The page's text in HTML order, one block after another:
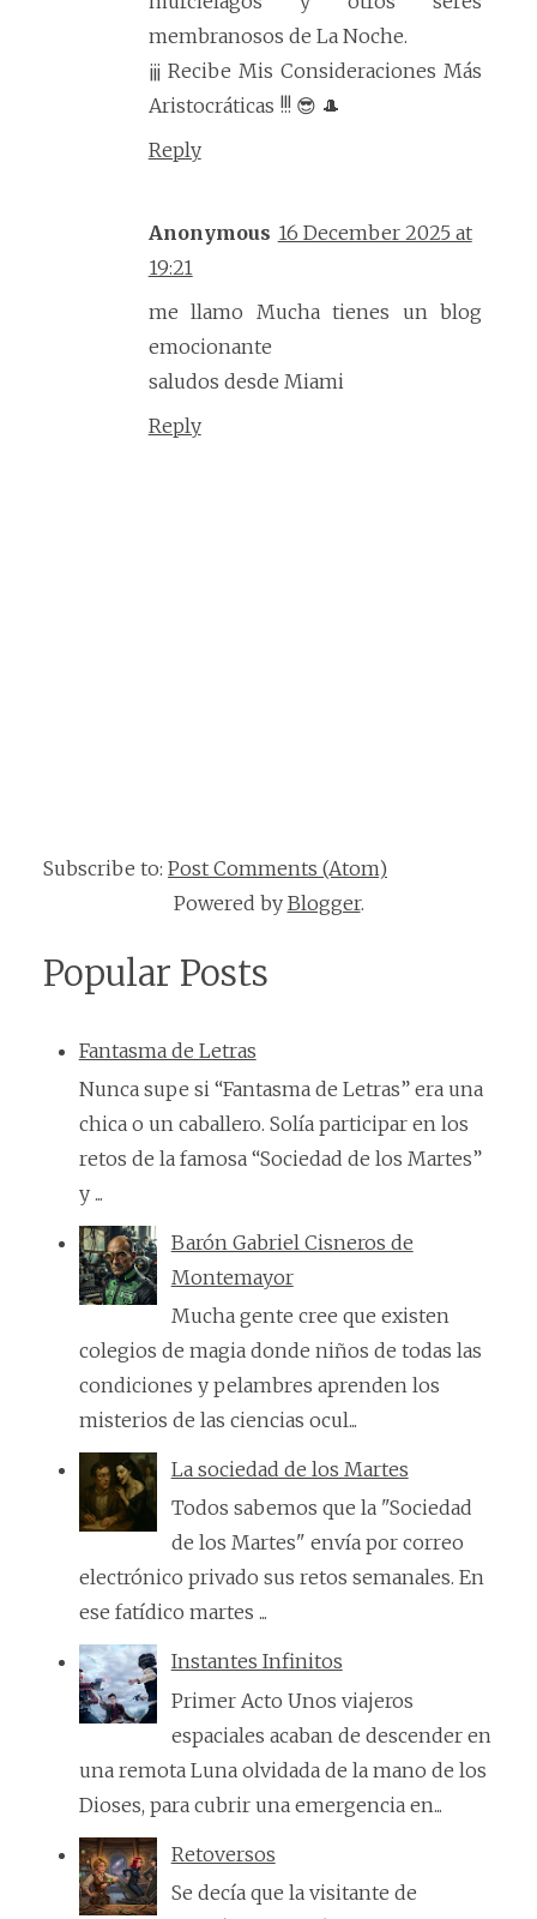
membranosos de La Noche.
¡¡¡ Recibe Mis Consideraciones Más
Aristocráticas !!! 😎 🎩
Reply
Anonymous 16 December 2025 at
19:21
me llamo Mucha tienes un blog
emocionante
saludos desde Miami
Reply
Subscribe to: Post Comments (Atom)
Powered by Blogger.
Popular Posts
Fantasma de Letras
Nunca supe si “Fantasma de Letras” era una
chica o un caballero. Solía participar en los
retos de la famosa “Sociedad de los Martes”
y ...
Barón Gabriel Cisneros de
Montemayor
Mucha gente cree que existen
colegios de magia donde niños de todas las
condiciones y pelambres aprenden los
misterios de las ciencias ocul...
La sociedad de los Martes
Todos sabemos que la "Sociedad
de los Martes" envía por correo
electrónico privado sus retos semanales. En
ese fatídico martes ...
Instantes Infinitos
Primer Acto Unos viajeros
espaciales acaban de descender en
una remota Luna olvidada de la mano de los
Dioses, para cubrir una emergencia en...
Retoversos
Se decía que la visitante de